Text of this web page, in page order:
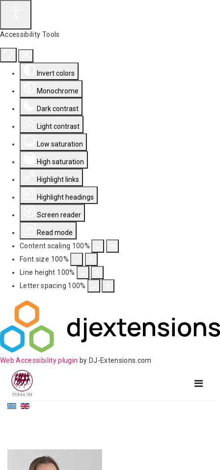
Accessibility Tools
Invert colors
Monochrome
Dark contrast
Light contrast
Low saturation
High saturation
Highlight links
Highlight headings
Screen reader
Read mode
Content scaling 100%
Font size 100%
Line height 100%
Letter spacing 100%
Web Accessibility plugin by DJ-Extensions.com